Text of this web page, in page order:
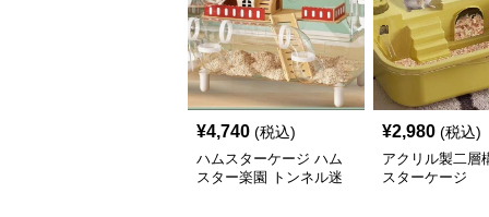
¥4,740 (税込)
ハムスターケージ ハム
スター楽園 トンネル迷
¥2,980 (税込)
アクリル製二層
スターケージ